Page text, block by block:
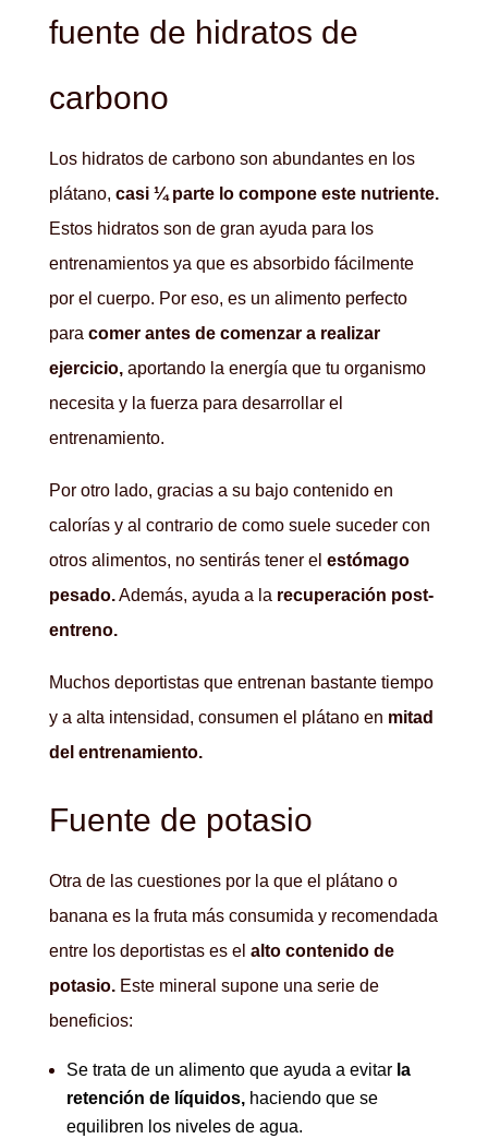
fuente de hidratos de
carbono
Los hidratos de carbono son abundantes en los
plátano, casi ¼ parte lo compone este nutriente.
Estos hidratos son de gran ayuda para los
entrenamientos ya que es absorbido fácilmente
por el cuerpo. Por eso, es un alimento perfecto
para comer antes de comenzar a realizar
ejercicio,aportando la energía que tu organismo
necesita y la fuerza para desarrollar el
entrenamiento.
Por otro lado, gracias a su bajo contenido en
calorías y al contrario de como suele suceder con
otros alimentos, no sentirás tener el estómago
pesado.Además, ayuda a la recuperación post-
entreno.
Muchos deportistas que entrenan bastante tiempo
y a alta intensidad, consumen el plátano en mitad
del entrenamiento.
Fuente de potasio
Otra de las cuestiones por la que el plátano o
banana es la fruta más consumida y recomendada
entre los deportistas es el alto contenido de
potasio.Este mineral supone una serie de
beneficios:
Se trata de un alimento que ayuda a evitar la
retención de líquidos,haciendo que se
equilibren los niveles de agua.